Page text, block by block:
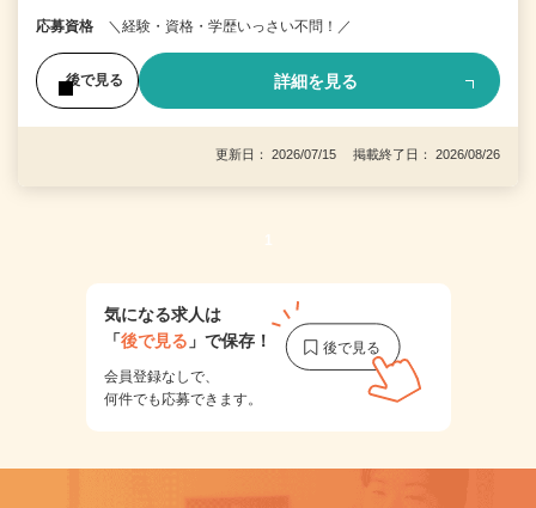
応募資格 ＼経験・資格・学歴いっさい不問！／
後で見る 詳細を見る
更新日： 2026/07/15 掲載終了日： 2026/08/26
1
気になる求人は
「後で見る 」で保存！
会員登録なしで、
何件でも応募できます。